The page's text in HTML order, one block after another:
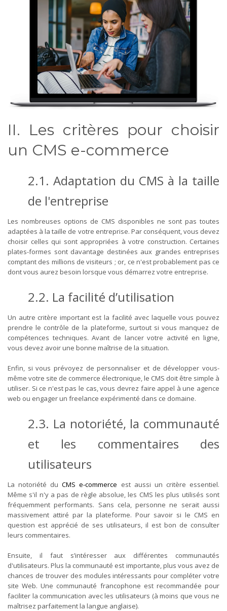
II. Les critères pour choisir
un CMS e-commerce
2.1. Adaptation du CMS à la taille
de l'entreprise
Les nombreuses options de CMS disponibles ne sont pas toutes
adaptées à la taille de votre entreprise. Par conséquent, vous devez
choisir celles qui sont appropriées à votre construction. Certaines
plates-formes sont davantage destinées aux grandes entreprises
comptant des millions de visiteurs ; or, ce n'est probablement pas ce
dont vous aurez besoin lorsque vous démarrez votre entreprise.
2.2. La facilité d’utilisation
Un autre critère important est la facilité avec laquelle vous pouvez
prendre le contrôle de la plateforme, surtout si vous manquez de
compétences techniques. Avant de lancer votre activité en ligne,
vous devez avoir une bonne maîtrise de la situation.
Enfin, si vous prévoyez de personnaliser et de développer vous-
même votre site de commerce électronique, le CMS doit être simple à
utiliser. Si ce n'est pas le cas, vous devrez faire appel à une agence
web ou engager un freelance expérimenté dans ce domaine.
2.3. La notoriété, la communauté
et les commentaires des
utilisateurs
La notoriété du CMS e-commerce est aussi un critère essentiel.
Même s'il n'y a pas de règle absolue, les CMS les plus utilisés sont
fréquemment performants. Sans cela, personne ne serait aussi
massivement attiré par la plateforme. Pour savoir si le CMS en
question est apprécié de ses utilisateurs, il est bon de consulter
leurs commentaires.
Ensuite, il faut s’intéresser aux différentes communautés
d'utilisateurs. Plus la communauté est importante, plus vous avez de
chances de trouver des modules intéressants pour compléter votre
site Web. Une communauté francophone est recommandée pour
faciliter la communication avec les utilisateurs (à moins que vous ne
maîtrisez parfaitement la langue anglaise).